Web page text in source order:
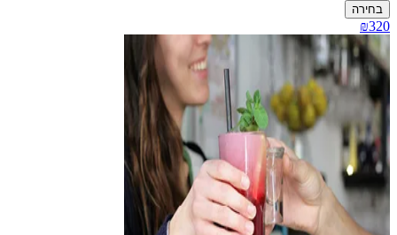
בחירה
₪320